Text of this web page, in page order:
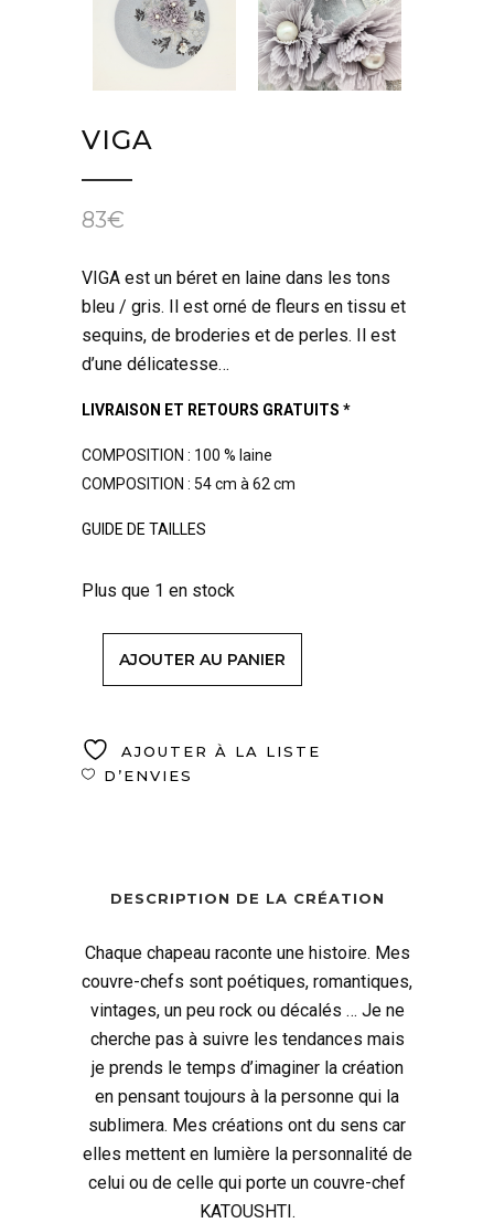
VIGA
83€
VIGA est un béret en laine dans les tons
bleu / gris. Il est orné de fleurs en tissu et
sequins, de broderies et de perles. Il est
d’une délicatesse…
LIVRAISON ET RETOURS GRATUITS *
COMPOSITION : 100 % laine
COMPOSITION : 54 cm à 62 cm
GUIDE DE TAILLES
Plus que 1 en stock
AJOUTER AU PANIER
AJOUTER À LA LISTE
D’ENVIES
DESCRIPTION DE LA CRÉATION
Chaque chapeau raconte une histoire. Mes
couvre-chefs sont poétiques, romantiques,
vintages, un peu rock ou décalés … Je ne
cherche pas à suivre les tendances mais
je prends le temps d’imaginer la création
en pensant toujours à la personne qui la
sublimera. Mes créations ont du sens car
elles mettent en lumière la personnalité de
celui ou de celle qui porte un couvre-chef
KATOUSHTI.